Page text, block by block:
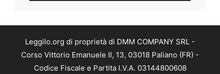
Leggilo.org di proprietà di DMM COMPANY SRL -
Corso Vittorio Emanuele II, 13, 03018 Paliano (FR) -
Codice Fiscale e Partita I.V.A. 03144800608